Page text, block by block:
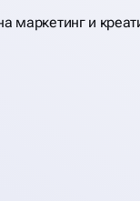
маркетинг и